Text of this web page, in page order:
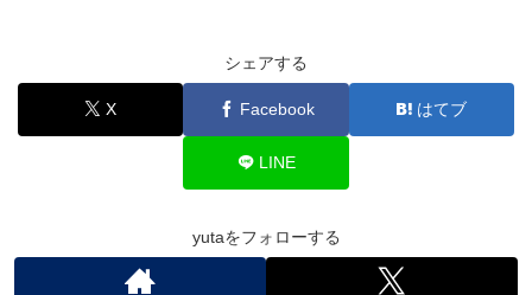
e
b
er
e
dI
at
s
A
p
p
ck
et
シェアする
X Facebook はてブ
LINE
yutaをフォローする